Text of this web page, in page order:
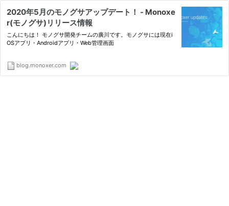
2020年5月のモノグサアップデート！ - Monoxe
r(モノグサ)リリース情報
こんにちは！ モノグサ開発チームの廣川です。モノグサには現在i
OSアプリ・Androidアプリ・Web管理画面
blog.monoxer.com